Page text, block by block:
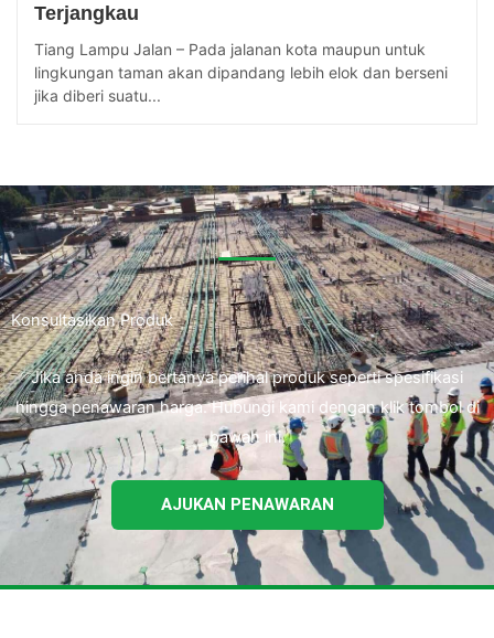
Terjangkau
Tiang Lampu Jalan – Pada jalanan kota maupun untuk
lingkungan taman akan dipandang lebih elok dan berseni
jika diberi suatu...
Konsultasikan Produk
Jika anda ingin bertanya perihal produk seperti spesifikasi
hingga penawaran harga. Hubungi kami dengan klik tombol di
bawah ini.
AJUKAN PENAWARAN